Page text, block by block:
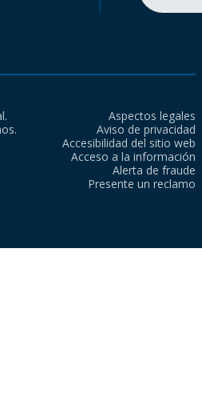
Aspectos legales
Aviso de privacidad
Accesibilidad del sitio web
Acceso a la información
Alerta de fraude
Presente un reclamo